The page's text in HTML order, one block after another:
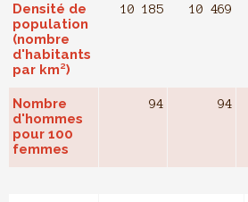
Densité de
population
(nombre
d'habitants
par km²)
10 185 10 469
Nombre
d'hommes
pour 100
femmes
94 94